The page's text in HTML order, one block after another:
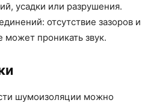
усадки или разрушения.
отсутствие зазоров и
проникать звук.
шумоизоляции можно